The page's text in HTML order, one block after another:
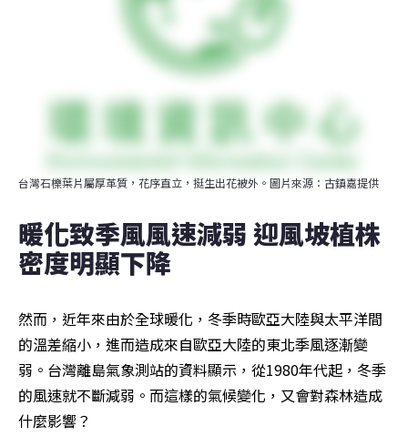
台灣石櫟葉片屬厚革質，花序直立，挺生出花被外。圖片來源：古鎮嘉提供
暖化致季風風速減弱 迎風坡植株
密度明顯下降
然而，近年來由於全球暖化，冬季時歐亞大陸與太平洋間
的溫差縮小，進而造成來自歐亞大陸的東北季風逐漸變
弱。台灣離島氣象測站的資料顯示，從1980年代起，冬季
的風速就不斷減弱。而這樣的氣候變化，又會對森林造成
什麼影響？